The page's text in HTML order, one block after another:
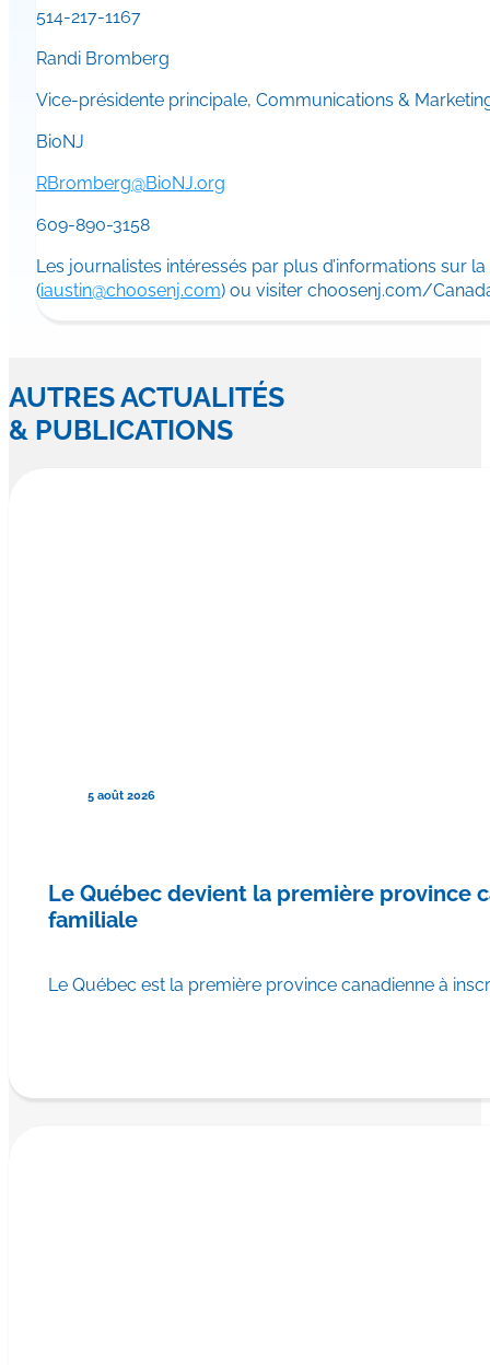
514-217-1167
Randi Bromberg
Vice-présidente principale, Communications &
BioNJ
RBromberg@BioNJ.org
609-890-3158
Les journalistes intéressés par plus d’informations sur
(iaustin@choosenj.com) ou visiter choosenj.com/
AUTRES ACTUALITÉS
& PUBLICATIONS
5 août 2026
Le Québec devient la première province
familiale
Le Québec est la première province canadienne à